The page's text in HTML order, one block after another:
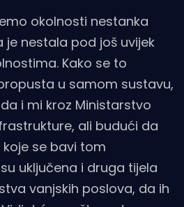
okolnosti nestanka
je nestala pod još uvijek
Kako se to
u samom sustavu,
i mi kroz Ministarstvo
ali budući da
se bavi tom
uključena i druga tijela
vanjskih poslova, da ih